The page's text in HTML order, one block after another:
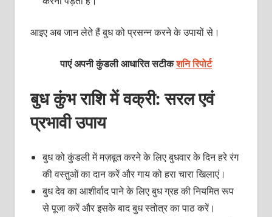
आइए अब जान लेते हैं बुध को प्रसन्न करने के उपायों से।
पाएं अपनी कुंडली आधारित सटीकशनि रिपोर्ट
बुध कुंभ राशि में वक्री: सरल एवं
प्रभावी उपाय
बुध को कुंडली में मज़बूत करने के लिए बुधवार के दिन हरे रंग
की वस्तुओं का दान करें और गाय को हरा चारा खिलाएं।
बुध देव का आशीर्वाद पाने के लिए बुध ग्रह की नियमित रूप
से पूजा करें और इसके बाद बुध स्तोत्र का पाठ करें।